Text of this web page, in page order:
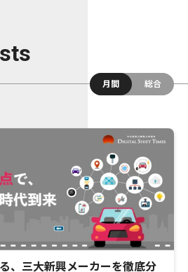
月間
総合
、三大新興メーカーを徹底分